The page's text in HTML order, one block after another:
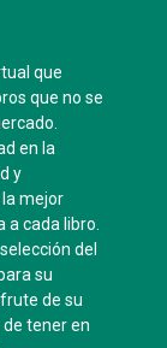
que
que no se
en la
y
mejor
cada libro.
del
su
de su
tener en